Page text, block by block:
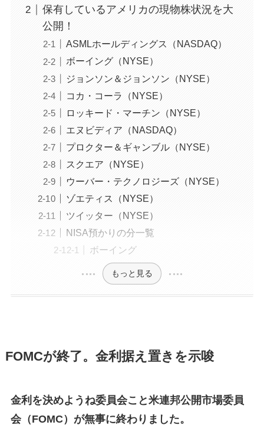
保有しているアメリカの現物株状況を大
公開！
ASMLホールディングス（NASDAQ）
ボーイング（NYSE）
ジョンソン＆ジョンソン（NYSE）
コカ・コーラ（NYSE）
ロッキード・マーチン（NYSE）
エヌビディア（NASDAQ）
プロクター＆ギャンブル（NYSE）
スクエア（NYSE）
ウーバー・テクノロジーズ（NYSE）
ゾエティス（NYSE）
ツイッター（NYSE）
NISA預かりの分一覧
ボーイング
もっと見る
FOMCが終了。金利据え置きを示唆
金利を決めようね委員会こと米連邦公開市場委員
会（FOMC）が無事に終わりました。